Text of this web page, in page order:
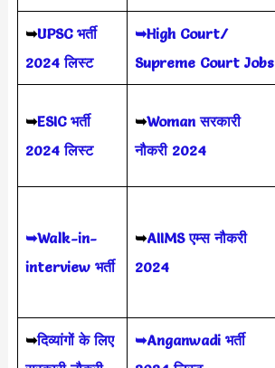
➥UPSC भर्ती
2024 लिस्ट
➥High Court/
Supreme Court Jobs
➥ESIC भर्ती
2024 लिस्ट
➥Woman सरकारी
नौकरी 2024
➥Walk-in-
interview भर्ती
➥AIIMS एम्स नौकरी
2024
➥दिव्यांगों के लिए
➥Anganwadi भर्ती